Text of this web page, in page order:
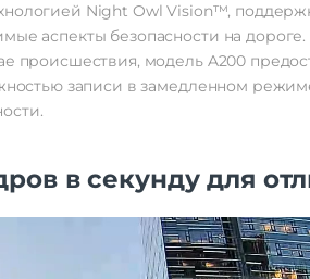
Night Owl Vision™,
аспекты безопасности на
происшествия, модель A200
записи в замедленном
в секунду для